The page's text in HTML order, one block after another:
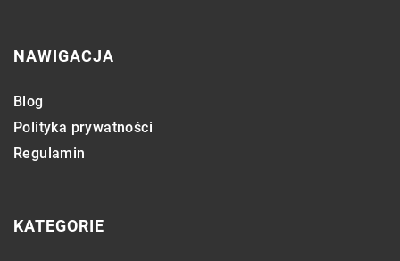
NAWIGACJA
Blog
Polityka prywatności
Regulamin
KATEGORIE